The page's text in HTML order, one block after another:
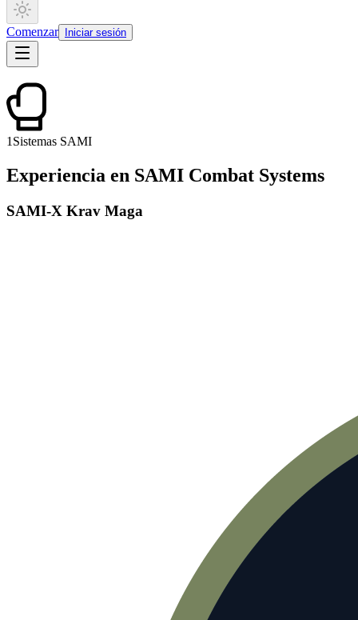
Comenzar Iniciar sesión
1 Sistemas SAMI
Experiencia en SAMI Combat Systems
SAMI-X Krav Maga